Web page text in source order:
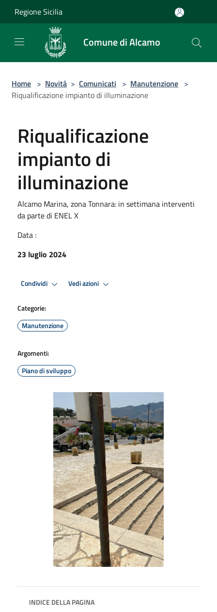
Regione Sicilia
Comune di Alcamo
Home > Novità > Comunicati > Manutenzione >
Riqualificazione impianto di illuminazione
Riqualificazione
impianto di
illuminazione
Alcamo Marina, zona Tonnara: in settimana interventi
da parte di ENEL X
Data :
23 luglio 2024
Condividi Vedi azioni
Categorie:
Manutenzione
Argomenti:
Piano di sviluppo
INDICE DELLA PAGINA